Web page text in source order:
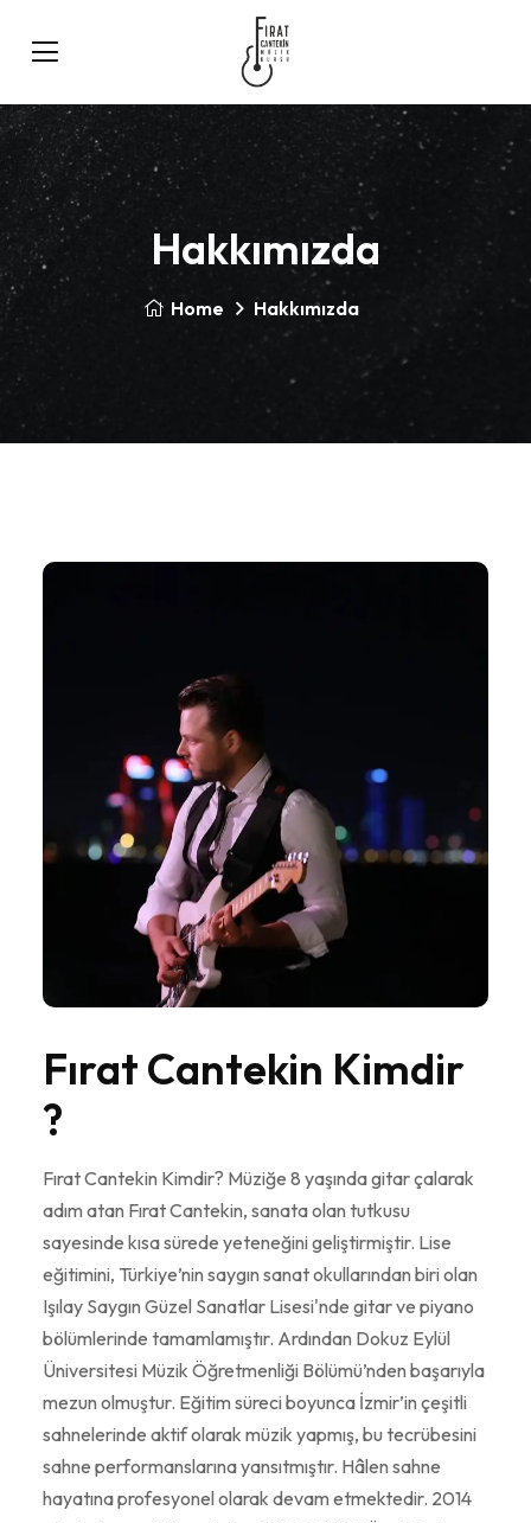
Hakkımızda
Home Hakkımızda
Fırat Cantekin Kimdir
?
Fırat Cantekin Kimdir? Müziğe 8 yaşında gitar çalarak
adım atan Fırat Cantekin, sanata olan tutkusu
sayesinde kısa sürede yeteneğini geliştirmiştir. Lise
eğitimini, Türkiye’nin saygın sanat okullarından biri olan
Işılay Saygın Güzel Sanatlar Lisesi'nde gitar ve piyano
bölümlerinde tamamlamıştır. Ardından Dokuz Eylül
Üniversitesi Müzik Öğretmenliği Bölümü’nden başarıyla
mezun olmuştur. Eğitim süreci boyunca İzmir’in çeşitli
sahnelerinde aktif olarak müzik yapmış, bu tecrübesini
sahne performanslarına yansıtmıştır. Hâlen sahne
hayatına profesyonel olarak devam etmektedir. 2014